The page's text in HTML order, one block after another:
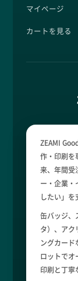
マイページ
カートを見る
ZEAMI
作・印刷を
来、年間受
ー・企業・
したい」を
缶バッジ、
タ）、アク
ングカード
ロットでオ
印刷と丁寧